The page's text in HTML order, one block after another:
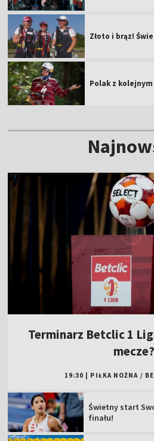
Złoto i brąz!
Polak z
Terminarz Betclic 1
mecze?
19:30 PIŁKA NOŻNA /
Świetny start
finału!